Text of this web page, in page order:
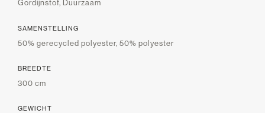
Gordijnstof, Duurzaam
SAMENSTELLING
50% gerecycled polyester, 50% polyester
BREEDTE
300 cm
GEWICHT